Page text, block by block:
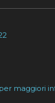
maggiori